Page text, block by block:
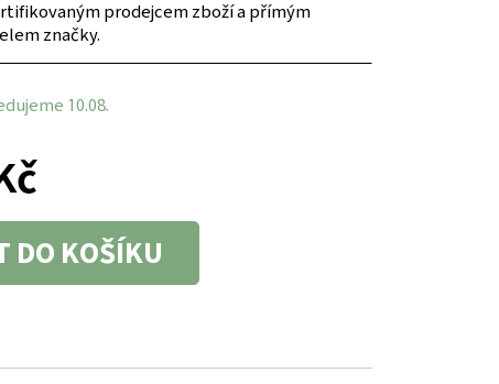
prodejcem zboží a přímým
značky.
10.08.
DO KOŠÍKU